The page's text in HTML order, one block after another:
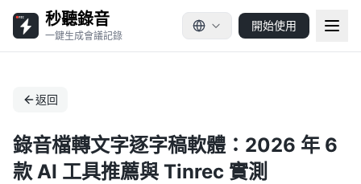
秒聽錄音
一鍵生成會議記錄
開始使用
返回
錄音檔轉文字逐字稿軟體：2026 年 6
款 AI 工具推薦與 Tinrec 實測